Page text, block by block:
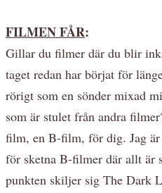
FILMEN FÅR:
Gillar du filmer där du blir
taget redan har börjat för
rörigt som en sönder mixad
som är stulet från andra
film, en B-film, för dig. Jag är
för sketna B-filmer där allt är
punkten skiljer sig The Dark